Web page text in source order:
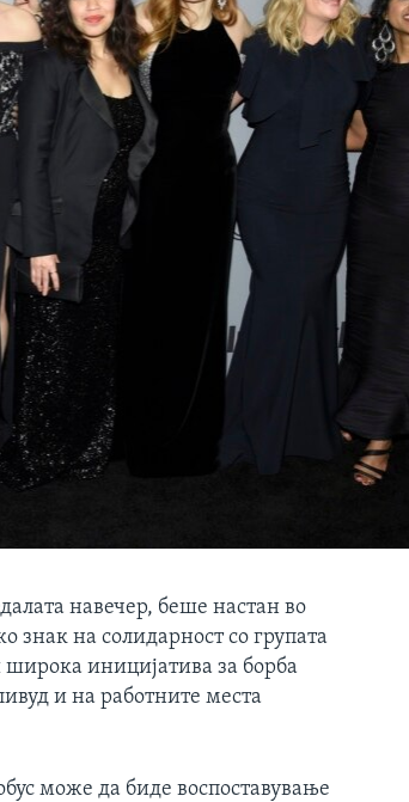
навечер, беше настан во
знак на солидарност со групата
иницијатива за борба
и на работните места
може да биде воспоставување